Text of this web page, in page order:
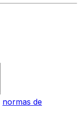
normas de